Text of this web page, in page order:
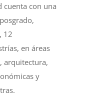
cuenta con una
12
en áreas
arquitectura,
y